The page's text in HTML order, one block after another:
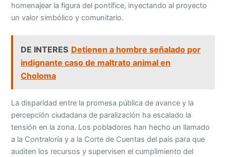
homenajear la figura del pontífice, inyectando al proyecto
un valor simbólico y comunitario.
DE INTERES Detienen a hombre señalado por
indignante caso de maltrato animal en
Choloma
La disparidad entre la promesa pública de avance y la
percepción ciudadana de paralización ha escalado la
tensión en la zona. Los pobladores han hecho un llamado
a la Contraloría y a la Corte de Cuentas del país para que
auditen los recursos y supervisen el cumplimiento del